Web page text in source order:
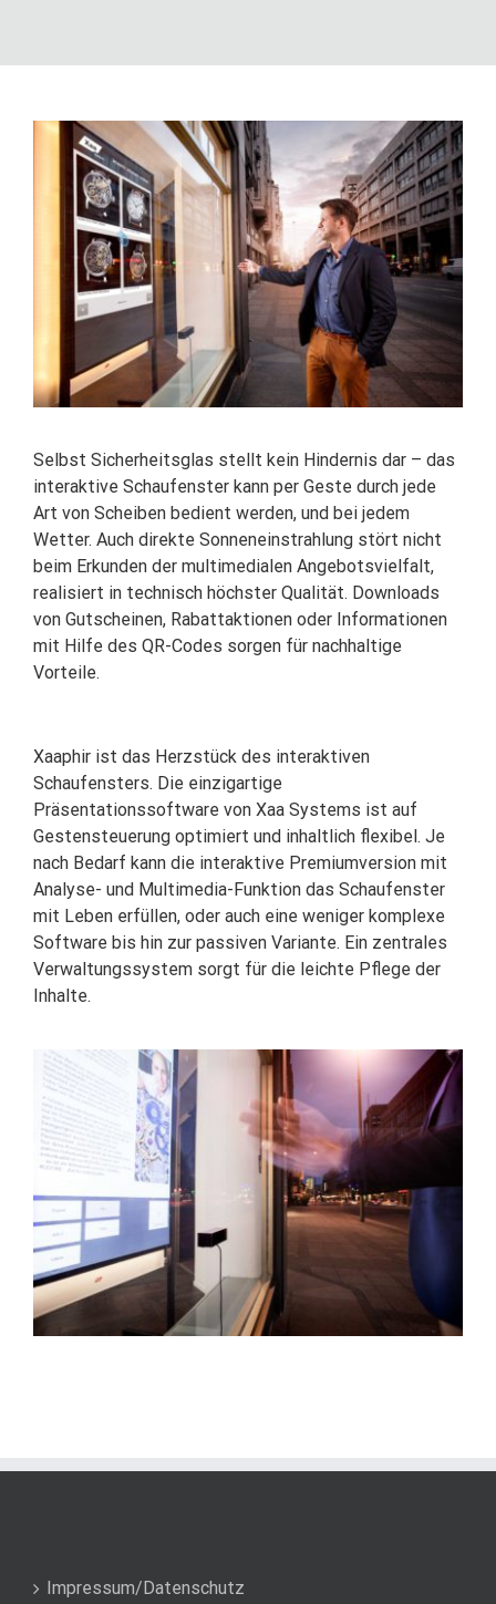
Selbst Sicherheitsglas stellt kein Hindernis dar – das
interaktive Schaufenster kann per Geste durch jede
Art von Scheiben bedient werden, und bei jedem
Wetter. Auch direkte Sonneneinstrahlung stört nicht
beim Erkunden der multimedialen Angebotsvielfalt,
realisiert in technisch höchster Qualität. Downloads
von Gutscheinen, Rabattaktionen oder Informationen
mit Hilfe des QR-Codes sorgen für nachhaltige
Vorteile.
Xaaphir ist das Herzstück des interaktiven
Schaufensters. Die einzigartige
Präsentationssoftware von Xaa Systems ist auf
Gestensteuerung optimiert und inhaltlich flexibel. Je
nach Bedarf kann die interaktive Premiumversion mit
Analyse- und Multimedia-Funktion das Schaufenster
mit Leben erfüllen, oder auch eine weniger komplexe
Software bis hin zur passiven Variante. Ein zentrales
Verwaltungssystem sorgt für die leichte Pflege der
Inhalte.
Impressum/Datenschutz